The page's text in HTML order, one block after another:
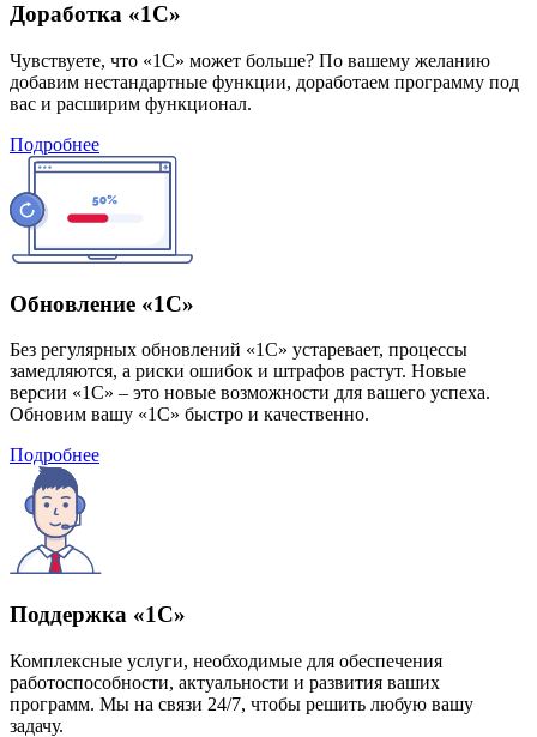
Доработка «1С»
Чувствуете, что «1С» может больше? По вашему желанию
добавим нестандартные функции, доработаем программу под
вас и расширим функционал.
Подробнее
Обновление «1С»
Без регулярных обновлений «1С» устаревает, процессы
замедляются, а риски ошибок и штрафов растут. Новые
версии «1С» – это новые возможности для вашего успеха.
Обновим вашу «1С» быстро и качественно.
Подробнее
Поддержка «1С»
Комплексные услуги, необходимые для обеспечения
работоспособности, актуальности и развития ваших
программ. Мы на связи 24/7, чтобы решить любую вашу
задачу.